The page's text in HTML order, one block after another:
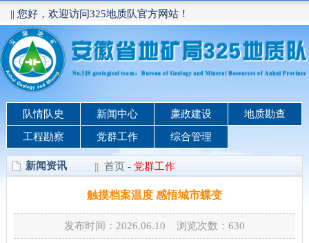
|| 您好，欢迎访问325地质队官方网站！
队情队史 新闻中心 廉政建设 地质勘查
工程勘察 党群工作 综合管理
新闻资讯 || 首页 - 党群工作
触摸档案温度 感悟城市蝶变
发布时间：2026.06.10 浏览次数： 630